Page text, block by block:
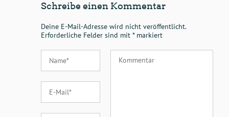
Schreibe einen Kommentar
Deine E-Mail-Adresse wird nicht veröffentlicht.
Erforderliche Felder sind mit *markiert